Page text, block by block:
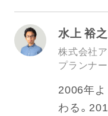
水上 裕
株式会社
プランナー
2006年
わる。